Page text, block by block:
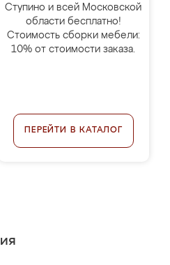
Ступино и всей Московской
области бесплатно!
Стоимость сборки мебели:
10% от стоимости заказа.
ПЕРЕЙТИ В КАТАЛОГ